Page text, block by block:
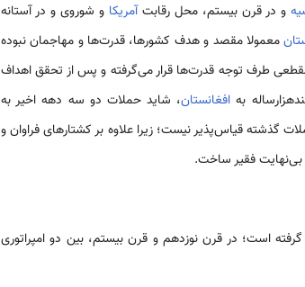
و در قرن بیستم، محل رقابتآمریکا و شوروی و در آستانه
معمولا مقصد و هدف کشورها، قدرت‌ها و مهاجمان نبوده
طرف توجه قدرت‌ها قرار می‌گرفته و پس از تحقق اهداف
به افغانستان، شاید حملات دو سه دهه اخیر به
گذشته قیاس‌پذیر نیست؛ زیرا علاوه بر کشتارهای فراوان و
بی‌نهایت فقیر ساخت.
است؛ در قرن نوزدهم و قرن بیستم، بین دو امپراتوری